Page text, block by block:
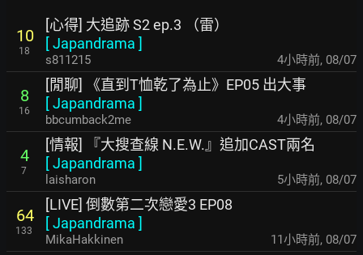
10
18
[心得] 大追跡 S2 ep.3 （雷）
[Japandrama ]
s811215 4小時前, 08/07
8
16
[閒聊] 《直到T恤乾了為止》EP05 出大事
[Japandrama ]
bbcumback2me 4小時前, 08/07
4
7
[情報] 『大搜查線 N.E.W.』追加CAST兩名
[Japandrama ]
laisharon 5小時前, 08/07
64
133
[LIVE] 倒數第二次戀愛3 EP08
[Japandrama ]
MikaHakkinen 11小時前, 08/07